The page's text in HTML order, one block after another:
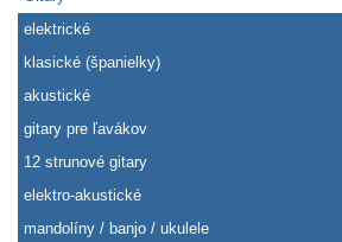
elektrické
klasické (španielky)
akustické
gitary pre ľavákov
12 strunové gitary
elektro-akustické
mandolíny / banjo / ukulele